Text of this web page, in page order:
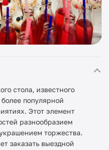
стола, известного
популярной
Этот элемент
разнообразием
торжества.
заказать выездной